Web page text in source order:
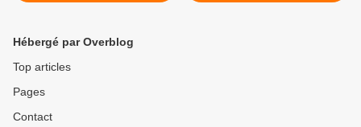
Hébergé par Overblog
Top articles
Pages
Contact